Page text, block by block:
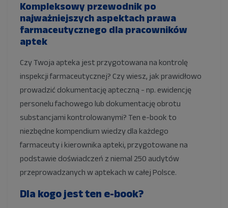
Kompleksowy przewodnik po
najważniejszych aspektach prawa
farmaceutycznego dla pracowników
aptek
Czy Twoja apteka jest przygotowana na kontrolę
inspekcji farmaceutycznej? Czy wiesz, jak prawidłowo
prowadzić dokumentację apteczną - np. ewidencję
personelu fachowego lub dokumentację obrotu
substancjami kontrolowanymi? Ten e-book to
niezbędne kompendium wiedzy dla każdego
farmaceuty i kierownika apteki, przygotowane na
podstawie doświadczeń z niemal 250 audytów
przeprowadzanych w aptekach w całej Polsce.
Dla kogo jest ten e-book?